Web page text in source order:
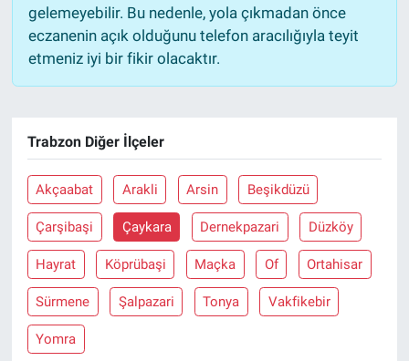
gelemeyebilir. Bu nedenle, yola çıkmadan önce
eczanenin açık olduğunu telefon aracılığıyla teyit
etmeniz iyi bir fikir olacaktır.
Trabzon Diğer İlçeler
Akçaabat Arakli Arsin Beşikdüzü
Çarşibaşi Çaykara Dernekpazari Düzköy
Hayrat Köprübaşi Maçka Of Ortahisar
Sürmene Şalpazari Tonya Vakfikebir
Yomra